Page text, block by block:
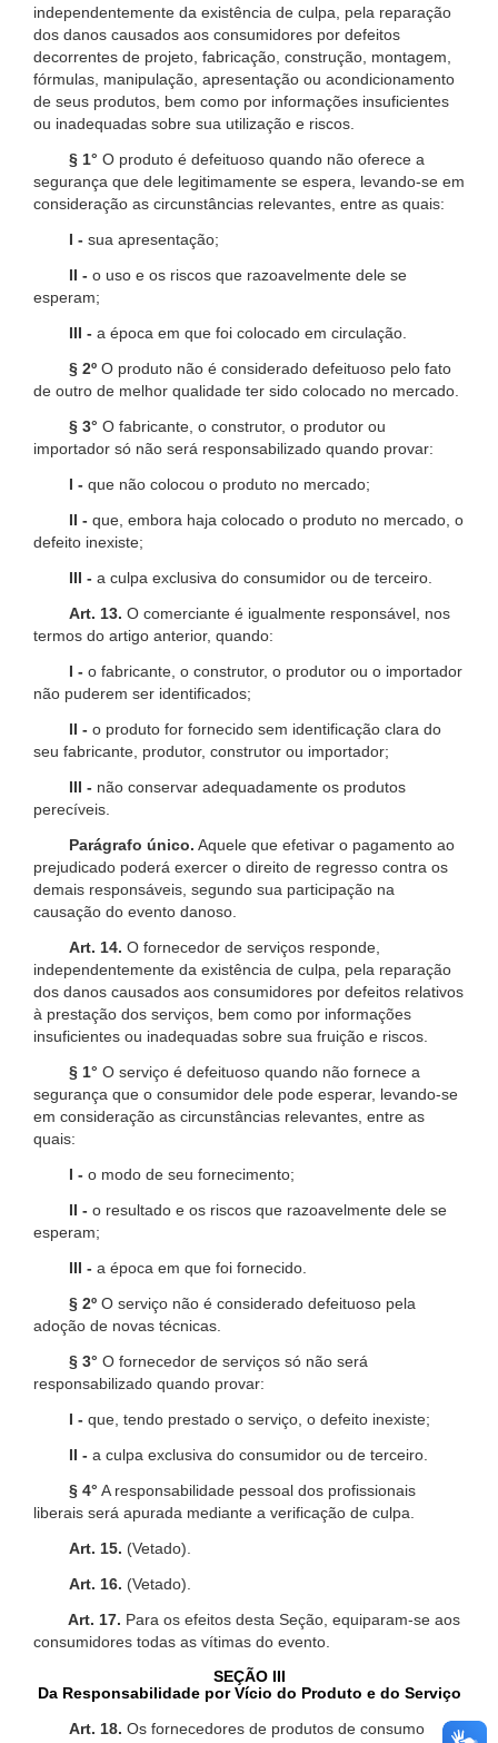
independentemente da existência de culpa, pela reparação
dos danos causados aos consumidores por defeitos
decorrentes de projeto, fabricação, construção, montagem,
fórmulas, manipulação, apresentação ou acondicionamento
de seus produtos, bem como por informações insuficientes
ou inadequadas sobre sua utilização e riscos.
§ 1° O produto é defeituoso quando não oferece a
segurança que dele legitimamente se espera, levando-se em
consideração as circunstâncias relevantes, entre as quais:
I - sua apresentação;
II - o uso e os riscos que razoavelmente dele se
esperam;
III - a época em que foi colocado em circulação.
§ 2º O produto não é considerado defeituoso pelo fato
de outro de melhor qualidade ter sido colocado no mercado.
§ 3° O fabricante, o construtor, o produtor ou
importador só não será responsabilizado quando provar:
I - que não colocou o produto no mercado;
II - que, embora haja colocado o produto no mercado, o
defeito inexiste;
III - a culpa exclusiva do consumidor ou de terceiro.
Art. 13. O comerciante é igualmente responsável, nos
termos do artigo anterior, quando:
I - o fabricante, o construtor, o produtor ou o importador
não puderem ser identificados;
II - o produto for fornecido sem identificação clara do
seu fabricante, produtor, construtor ou importador;
III - não conservar adequadamente os produtos
perecíveis.
Parágrafo único. Aquele que efetivar o pagamento ao
prejudicado poderá exercer o direito de regresso contra os
demais responsáveis, segundo sua participação na
causação do evento danoso.
Art. 14. O fornecedor de serviços responde,
independentemente da existência de culpa, pela reparação
dos danos causados aos consumidores por defeitos relativos
à prestação dos serviços, bem como por informações
insuficientes ou inadequadas sobre sua fruição e riscos.
§ 1° O serviço é defeituoso quando não fornece a
segurança que o consumidor dele pode esperar, levando-se
em consideração as circunstâncias relevantes, entre as
quais:
I - o modo de seu fornecimento;
II - o resultado e os riscos que razoavelmente dele se
esperam;
III - a época em que foi fornecido.
§ 2º O serviço não é considerado defeituoso pela
adoção de novas técnicas.
§ 3° O fornecedor de serviços só não será
responsabilizado quando provar:
I - que, tendo prestado o serviço, o defeito inexiste;
II - a culpa exclusiva do consumidor ou de terceiro.
§ 4° A responsabilidade pessoal dos profissionais
liberais será apurada mediante a verificação de culpa.
Art. 15. (Vetado).
Art. 16. (Vetado).
Art. 17. Para os efeitos desta Seção, equiparam-se aos
consumidores todas as vítimas do evento.
SEÇÃO III
Da Responsabilidade por Vício do Produto e do Serviço
Art. 18. Os fornecedores de produtos de consumo